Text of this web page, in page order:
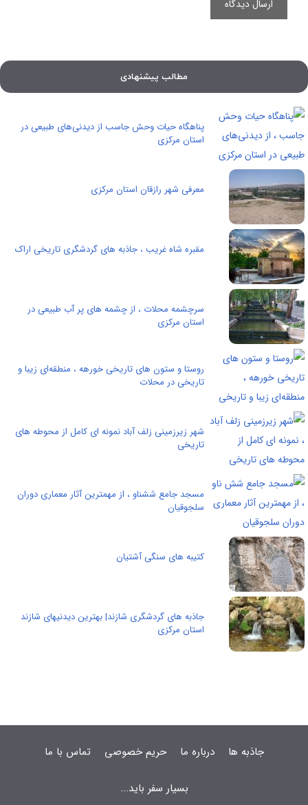
مطالب پیشنهادی
پناهگاه حیات وحش جاسب از دیدنی‌‌های طبیعی در
استان مرکزی
معرفی شهر رازقان استان مرکزی
مقبره‌ شاه غریب ، جاذبه های گردشگری تاریخی اراک
سرچشمه محلات ، از چشمه های پر آب طبیعی در
استان مرکزی
روستا و ستون‌ های تاریخی خورهه ، منطقه‌ای زیبا و
تاریخی در محلات
شهر زیرزمینی زلف آباد نمونه ای كامل از محوطه های
تاريخی
مسجد جامع ششناو ، از مهمترین آثار معماری دوران
سلجوقیان
کتیبه های سنگی آشتیان
جاذبه های گردشگری شازند| بهترین دیدنیهای شازند
استان مرکزی
جاذبه ها درباره ما حریم خصوصی تماس با ما
بسیار سفر باید...